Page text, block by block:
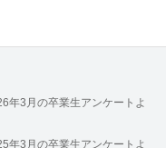
年3月の卒業生アンケートよ
年3月の卒業生アンケートよ